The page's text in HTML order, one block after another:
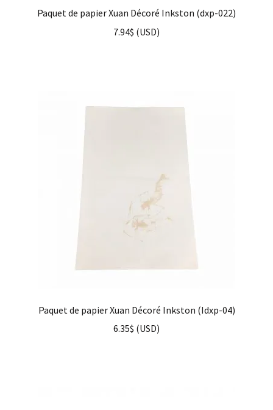
Paquet de papier Xuan Décoré Inkston (dxp-022)
7.94$ (USD)
Paquet de papier Xuan Décoré Inkston (Idxp-04)
6.35$ (USD)